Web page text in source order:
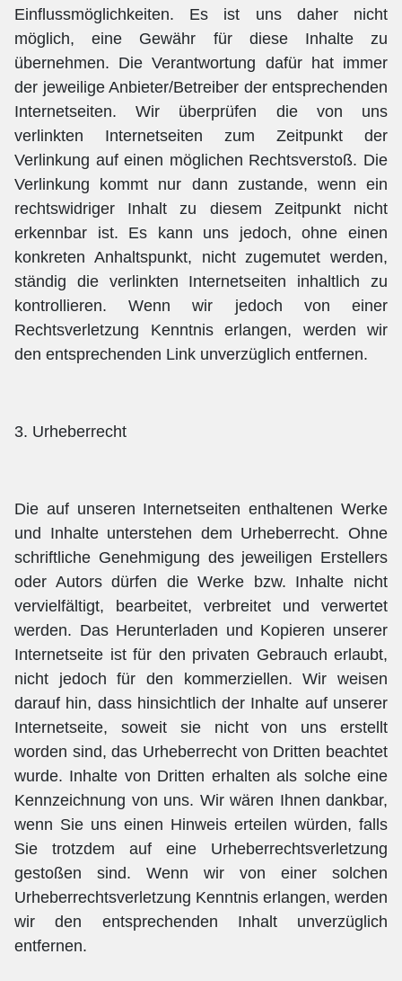
Einflussmöglichkeiten. Es ist uns daher nicht
möglich, eine Gewähr für diese Inhalte zu
übernehmen. Die Verantwortung dafür hat immer
der jeweilige Anbieter/Betreiber der entsprechenden
Internetseiten. Wir überprüfen die von uns
verlinkten Internetseiten zum Zeitpunkt der
Verlinkung auf einen möglichen Rechtsverstoß. Die
Verlinkung kommt nur dann zustande, wenn ein
rechtswidriger Inhalt zu diesem Zeitpunkt nicht
erkennbar ist. Es kann uns jedoch, ohne einen
konkreten Anhaltspunkt, nicht zugemutet werden,
ständig die verlinkten Internetseiten inhaltlich zu
kontrollieren. Wenn wir jedoch von einer
Rechtsverletzung Kenntnis erlangen, werden wir
den entsprechenden Link unverzüglich entfernen.
3. Urheberrecht
Die auf unseren Internetseiten enthaltenen Werke
und Inhalte unterstehen dem Urheberrecht. Ohne
schriftliche Genehmigung des jeweiligen Erstellers
oder Autors dürfen die Werke bzw. Inhalte nicht
vervielfältigt, bearbeitet, verbreitet und verwertet
werden. Das Herunterladen und Kopieren unserer
Internetseite ist für den privaten Gebrauch erlaubt,
nicht jedoch für den kommerziellen. Wir weisen
darauf hin, dass hinsichtlich der Inhalte auf unserer
Internetseite, soweit sie nicht von uns erstellt
worden sind, das Urheberrecht von Dritten beachtet
wurde. Inhalte von Dritten erhalten als solche eine
Kennzeichnung von uns. Wir wären Ihnen dankbar,
wenn Sie uns einen Hinweis erteilen würden, falls
Sie trotzdem auf eine Urheberrechtsverletzung
gestoßen sind. Wenn wir von einer solchen
Urheberrechtsverletzung Kenntnis erlangen, werden
wir den entsprechenden Inhalt unverzüglich
entfernen.